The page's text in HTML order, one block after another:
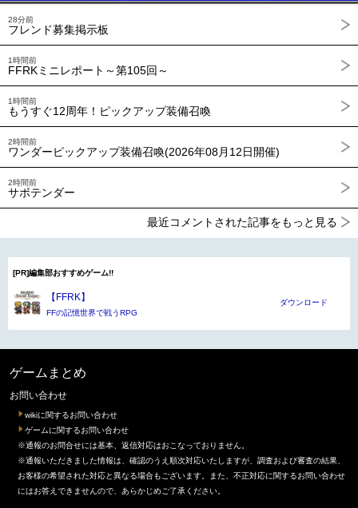
28分前
フレンド募集掲示板
1時間前
FFRKミニレポート～第105回～
1時間前
もうすぐ12周年！ピックアップ装備召喚
2時間前
ワンダーピックアップ装備召喚(2026年08月12日開催)
2時間前
サボテンダー
最近コメントされた記事をもっと見る
[PR]編集部おすすめゲーム!!
【FFRK】
FFの記憶世界で戦うRPG
ダウンロード
ゲームまとめ
お問い合わせ
wikiに関するお問い合わせ
ゲームに関するお問い合わせ
※通報のお問合せには基本、返信対応はおこなっておりません。
※通報いただきました情報は、確認のうえ順次対応いたしますが、調査および審査の結果、
お客様の希望された対応と異なる場合もございます。また、不正対応に関するお問い合わせ
にはお答えできませんので、あらかじめご了承ください。